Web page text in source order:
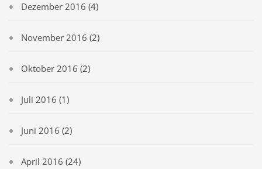
Dezember 2016 (4)
November 2016 (2)
Oktober 2016 (2)
Juli 2016 (1)
Juni 2016 (2)
April 2016 (24)